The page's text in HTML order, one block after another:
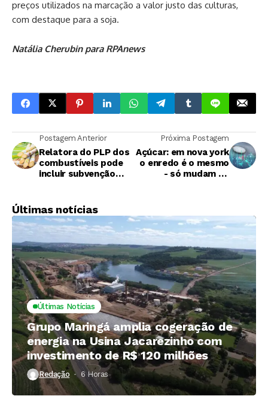
preços utilizados na marcação a valor justo das culturas,
com destaque para a soja.
Natália Cherubin para RPAnews
Postagem Anterior
Relatora do PLP dos
combustíveis pode
incluir subvenção
tarifaço
Próxima Postagem
Açúcar: em nova york
o enredo é o mesmo
- só mudam os
Últimas notícias
Últimas Notícias
Grupo Maringá amplia cogeração de
energia na Usina Jacarezinho com
investimento de R$ 120 milhões
Redação 6 Horas ⁮